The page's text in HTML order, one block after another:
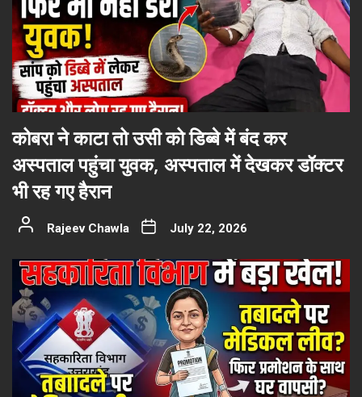
कोबरा ने काटा तो उसी को डिब्बे में बंद कर
अस्पताल पहुंचा युवक, अस्पताल में देखकर डॉक्टर
भी रह गए हैरान
Rajeev Chawla July 22, 2026